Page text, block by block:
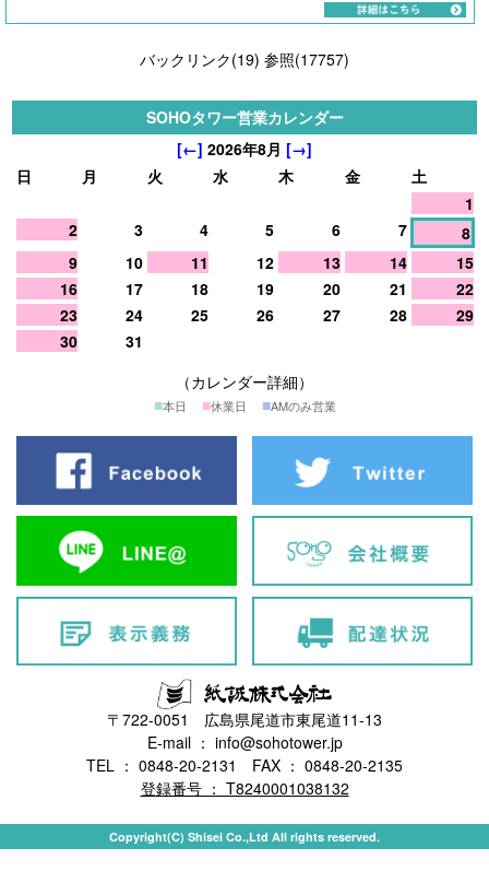
バックリンク(19) 参照(17757)
SOHOタワー営業カレンダー
[←] 2026年8月 [→]
日
月 火 水 木 金
土
1
2
3 4 5 6 7
8
9
10 11 12 13 14
15
16
17 18 19 20 21
22
23
24 25 26 27 28
29
30
31
（カレンダー詳細）
■本日 ■休業日 ■AMのみ営業
〒722-0051 広島県尾道市東尾道11-13
E-mail ： info@sohotower.jp
TEL ： 0848-20-2131 FAX ： 0848-20-2135
登録番号 ： T8240001038132
Copyright(C) Shisei Co.,Ltd All rights reserved.